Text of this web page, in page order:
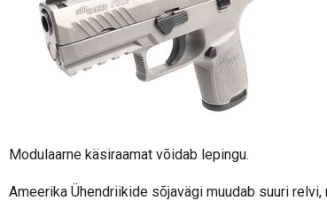
Modulaarne käsiraamat võidab lepingu.
Ameerika Ühendriikide sõjavägi muudab suuri